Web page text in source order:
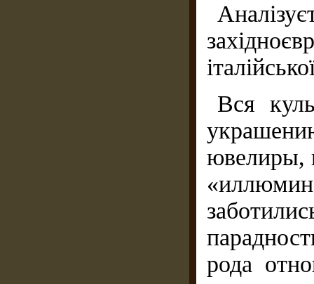
Вся
ювелиры,
рода